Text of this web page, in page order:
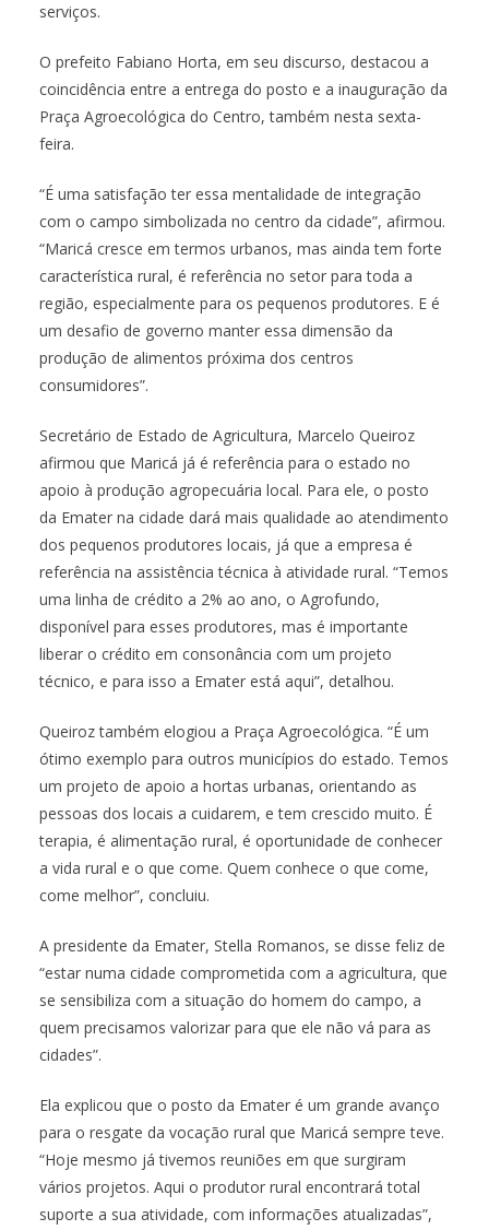
serviços.
O prefeito Fabiano Horta, em seu discurso, destacou a
coincidência entre a entrega do posto e a inauguração da
Praça Agroecológica do Centro, também nesta sexta-
feira.
“É uma satisfação ter essa mentalidade de integração
com o campo simbolizada no centro da cidade”, afirmou.
“Maricá cresce em termos urbanos, mas ainda tem forte
característica rural, é referência no setor para toda a
região, especialmente para os pequenos produtores. E é
um desafio de governo manter essa dimensão da
produção de alimentos próxima dos centros
consumidores”.
Secretário de Estado de Agricultura, Marcelo Queiroz
afirmou que Maricá já é referência para o estado no
apoio à produção agropecuária local. Para ele, o posto
da Emater na cidade dará mais qualidade ao atendimento
dos pequenos produtores locais, já que a empresa é
referência na assistência técnica à atividade rural. “Temos
uma linha de crédito a 2% ao ano, o Agrofundo,
disponível para esses produtores, mas é importante
liberar o crédito em consonância com um projeto
técnico, e para isso a Emater está aqui”, detalhou.
Queiroz também elogiou a Praça Agroecológica. “É um
ótimo exemplo para outros municípios do estado. Temos
um projeto de apoio a hortas urbanas, orientando as
pessoas dos locais a cuidarem, e tem crescido muito. É
terapia, é alimentação rural, é oportunidade de conhecer
a vida rural e o que come. Quem conhece o que come,
come melhor”, concluiu.
A presidente da Emater, Stella Romanos, se disse feliz de
“estar numa cidade comprometida com a agricultura, que
se sensibiliza com a situação do homem do campo, a
quem precisamos valorizar para que ele não vá para as
cidades”.
Ela explicou que o posto da Emater é um grande avanço
para o resgate da vocação rural que Maricá sempre teve.
“Hoje mesmo já tivemos reuniões em que surgiram
vários projetos. Aqui o produtor rural encontrará total
suporte a sua atividade, com informações atualizadas”,